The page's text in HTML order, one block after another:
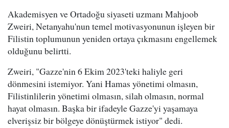
Akademisyen ve Ortadoğu siyaseti uzmanı Mahjoob
Zweiri, Netanyahu'nun temel motivasyonunun işleyen bir
Filistin toplumunun yeniden ortaya çıkmasını engellemek
olduğunu belirtti.
Zweiri, "Gazze'nin 6 Ekim 2023'teki haliyle geri
dönmesini istemiyor. Yani Hamas yönetimi olmasın,
Filistinlilerin yönetimi olmasın, silah olmasın, normal
hayat olmasın. Başka bir ifadeyle Gazze'yi yaşamaya
elverişsiz bir bölgeye dönüştürmek istiyor" dedi.